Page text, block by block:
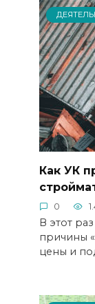
Как УК
0
В этот
причины
цены и